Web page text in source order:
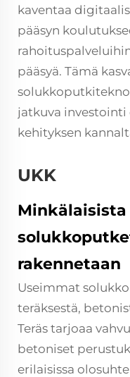
kaventaa
pääsyn
pääsyä. Tämä
jatkuva investointi
kehityksen
UKK
rakennetaan
Useimmat
teräksestä,
Teräs tarjoaa
betoniset
erilaisissa